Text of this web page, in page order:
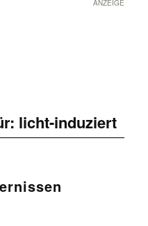
ANZEIGE
licht-induziert